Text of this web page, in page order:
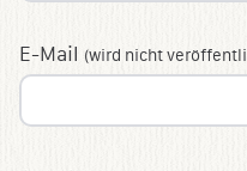
E-Mail (wird nicht